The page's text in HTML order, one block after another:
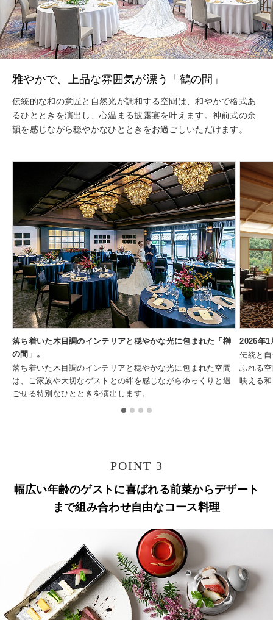
雅やかで、上品な雰囲気が漂う「鶴の間」
伝統的な和の意匠と自然光が調和する空間は、和やかで格式あ
るひとときを演出し、心温まる披露宴を叶えます。神前式の余
韻を感じながら穏やかなひとときをお過ごしいただけます。
落ち着いた木目調のインテリアと穏やかな光に包まれた「榊
の間」。
落ち着いた木目調のインテリアと穏やかな光に包まれた空間
は、ご家族や大切なゲストとの絆を感じながらゆっくりと過
ごせる特別なひとときを演出します。
2026年1
伝統と
ふれる
映える
POINT 3
幅広い年齢のゲストに喜ばれる前菜からデザート
まで組み合わせ自由なコース料理